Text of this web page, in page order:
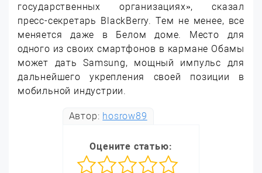
государственных организациях», сказал
пресс-секретарь BlackBerry. Тем не менее, все
меняется даже в Белом доме. Место для
одного из своих смартфонов в кармане Обамы
может дать Samsung, мощный импульс для
дальнейшего укрепления своей позиции в
мобильной индустрии.
Автор: hosrow89
Оцените статью: